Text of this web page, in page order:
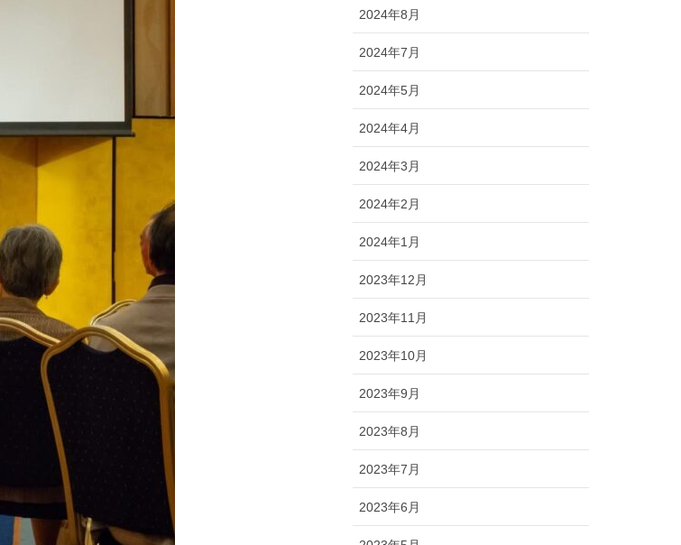
2024年8月
2024年7月
2024年5月
2024年4月
2024年3月
2024年2月
2024年1月
2023年12月
2023年11月
2023年10月
2023年9月
2023年8月
2023年7月
2023年6月